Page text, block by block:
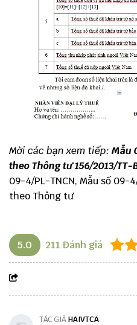
Mời các bạn xem tiếp: Mẫu
theo Thông tư 156/2013/TT-
09-4/PL-TNCN, Mẫu số 09-
theo Thông tư
5.0 211 Đánh giá
TÁC GIẢHAIVTCA